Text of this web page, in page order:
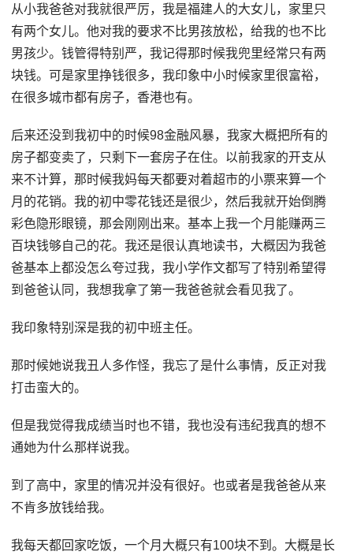
从小我爸爸对我就很严厉，我是福建人的大女儿，家里只
有两个女儿。他对我的要求不比男孩放松，给我的也不比
男孩少。钱管得特别严，我记得那时候我兜里经常只有两
块钱。可是家里挣钱很多，我印象中小时候家里很富裕，
在很多城市都有房子，香港也有。
后来还没到我初中的时候98金融风暴，我家大概把所有的
房子都变卖了，只剩下一套房子在住。以前我家的开支从
来不计算，那时候我妈每天都要对着超市的小票来算一个
月的花销。我的初中零花钱还是很少，然后我就开始倒腾
彩色隐形眼镜，那会刚刚出来。基本上我一个月能赚两三
百块钱够自己的花。我还是很认真地读书，大概因为我爸
爸基本上都没怎么夸过我，我小学作文都写了特别希望得
到爸爸认同，我想我拿了第一我爸爸就会看见我了。
我印象特别深是我的初中班主任。
那时候她说我丑人多作怪，我忘了是什么事情，反正对我
打击蛮大的。
但是我觉得我成绩当时也不错，我也没有违纪我真的想不
通她为什么那样说我。
到了高中，家里的情况并没有很好。也或者是我爸爸从来
不肯多放钱给我。
我每天都回家吃饭，一个月大概只有100块不到。大概是长